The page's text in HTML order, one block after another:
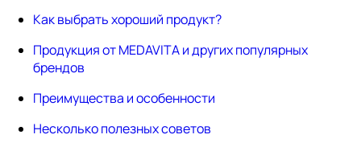
Как выбрать хороший продукт?
Продукция от MEDAVITA и других популярных
брендов
Преимущества и особенности
Несколько полезных советов